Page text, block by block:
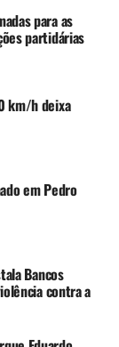
para as
partidárias
km/h deixa
em Pedro
Bancos
contra a